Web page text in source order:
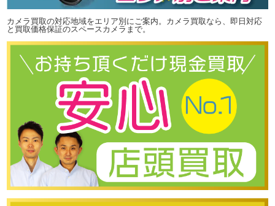
カメラ買取の対応地域をエリア別にご案内。カメラ買取なら、即日対応
と買取価格保証のスペースカメラまで。